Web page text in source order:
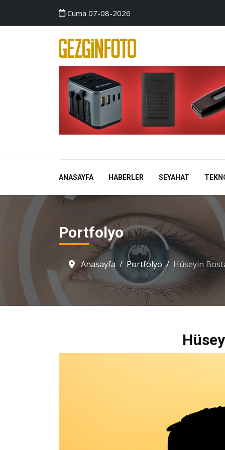
Cuma 07-08-2026
ANASAYFA HABERLER SEYAHAT
Portfolyo
Anasayfa Portfolyo Hüseyin